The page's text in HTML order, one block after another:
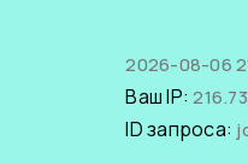
2026-08-06
Ваш IP:
ID запроса: